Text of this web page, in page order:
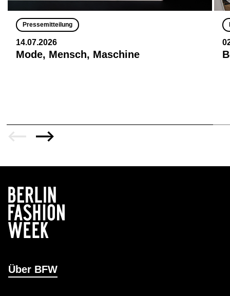
Pressemitteilung
14.07.2026
Mode, Mensch, Maschine
Über BFW